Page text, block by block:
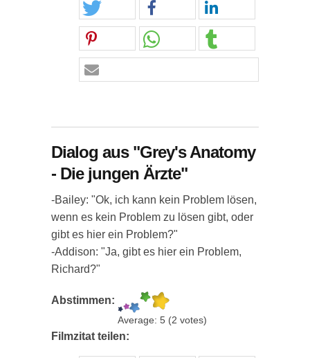
Dialog aus "Grey's Anatomy
- Die jungen Ärzte"
-Bailey: "Ok, ich kann kein Problem lösen,
wenn es kein Problem zu lösen gibt, oder
gibt es hier ein Problem?"
-Addison: "Ja, gibt es hier ein Problem,
Richard?"
Abstimmen:
Average: 5 (2 votes)
Filmzitat teilen: